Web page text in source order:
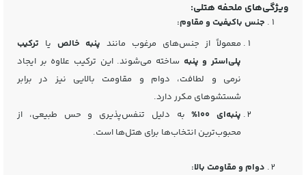
ویژگی‌های ملحفه هتلی:
جنس باکیفیت و مقاوم:
معمولاً از جنس‌های مرغوب مانند پنبه خالص یا ترکیب
پلی‌استر و پنبه ساخته می‌شوند. این ترکیب علاوه بر ایجاد
نرمی و لطافت، دوام و مقاومت بالایی نیز در برابر
شستشوهای مکرر دارد.
پنبه‌ای 100%
به دلیل تنفس‌پذیری و حس طبیعی، از
محبوب‌ترین انتخاب‌ها برای هتل‌ها است.
دوام و مقاومت بالا: